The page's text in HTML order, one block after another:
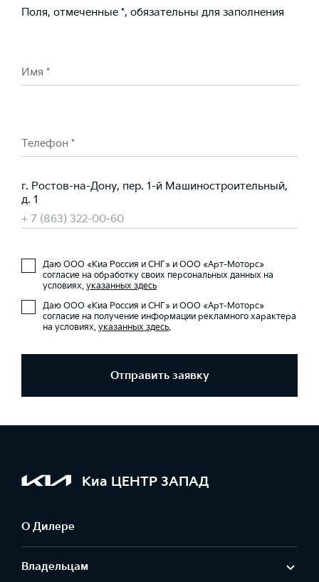
Поля, отмеченные *, обязательны для заполнения
Имя *
Телефон *
г. Ростов-на-Дону, пер. 1-й Машиностроительный,
д. 1
+ 7 (863) 322-00-60
Даю ООО «Киа Россия и СНГ» и ООО «Арт-Моторс»
согласие на обработку своих персональных данных на
условиях, указанных здесь
Даю ООО «Киа Россия и СНГ» и ООО «Арт-Моторс»
согласие на получение информации рекламного характера
на условиях, указанных здесь.
Отправить заявку
Киа ЦЕНТР ЗАПАД
О Дилере
Владельцам